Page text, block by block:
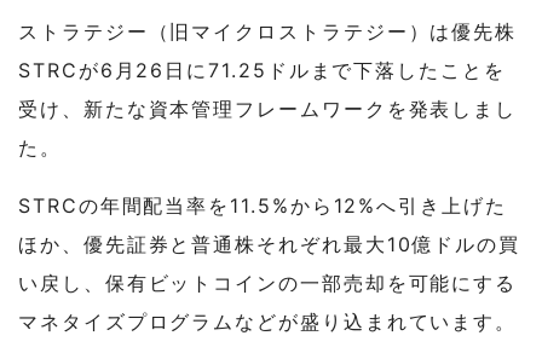
ストラテジー（旧マイクロストラテジー）は優先株
STRCが6月26日に71.25ドルまで下落したことを
受け、新たな資本管理フレームワークを発表しまし
た。
STRCの年間配当率を11.5%から12%へ引き上げた
ほか、優先証券と普通株それぞれ最大10億ドルの買
い戻し、保有ビットコインの一部売却を可能にする
マネタイズプログラムなどが盛り込まれています。